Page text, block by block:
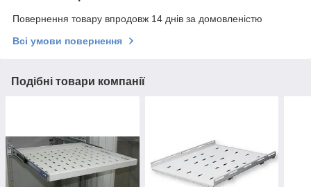
Повернення товару впродовж 14 днів за домовленістю
Всі умови повернення
Подібні товари компанії